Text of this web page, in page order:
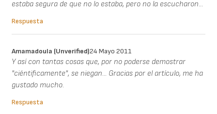
estaba segura de que no lo estaba, pero no la escucharon...
Respuesta
Amamadoula (unverified)24 Mayo 2011
Y así con tantas cosas que, por no poderse demostrar
"ciéntificamente", se niegan... Gracias por el artículo, me ha
gustado mucho.
Respuesta